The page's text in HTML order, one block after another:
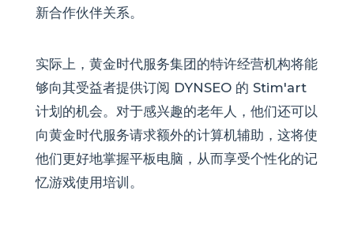
新合作伙伴关系。
实际上，黄金时代服务集团的特许经营机构将能
够向其受益者提供订阅 DYNSEO 的 Stim'art
计划的机会。对于感兴趣的老年人，他们还可以
向黄金时代服务请求额外的计算机辅助，这将使
他们更好地掌握平板电脑，从而享受个性化的记
忆游戏使用培训。